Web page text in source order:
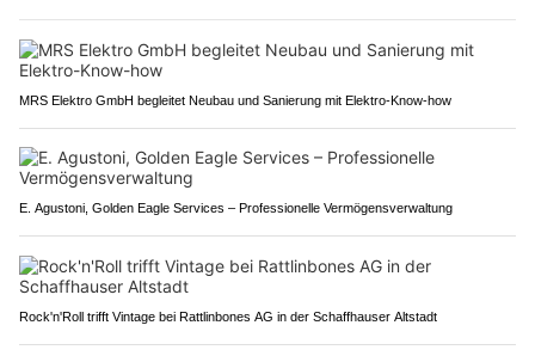
MRS Elektro GmbH begleitet Neubau und Sanierung mit Elektro-Know-how
E. Agustoni, Golden Eagle Services – Professionelle Vermögensverwaltung
Rock'n'Roll trifft Vintage bei Rattlinbones AG in der Schaffhauser Altstadt